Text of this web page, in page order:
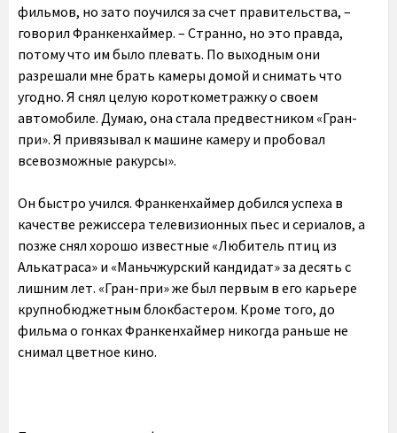
фильмов, но зато поучился за счет правительства, –
говорил Франкенхаймер. – Странно, но это правда,
потому что им было плевать. По выходным они
разрешали мне брать камеры домой и снимать что
угодно. Я снял целую короткометражку о своем
автомобиле. Думаю, она стала предвестником «Гран-
при». Я привязывал к машине камеру и пробовал
всевозможные ракурсы».
Он быстро учился. Франкенхаймер добился успеха в
качестве режиссера телевизионных пьес и сериалов, а
позже снял хорошо известные «Любитель птиц из
Алькатраса» и «Маньчжурский кандидат» за десять с
лишним лет. «Гран-при» же был первым в его карьере
крупнобюджетным блокбастером. Кроме того, до
фильма о гонках Франкенхаймер никогда раньше не
снимал цветное кино.